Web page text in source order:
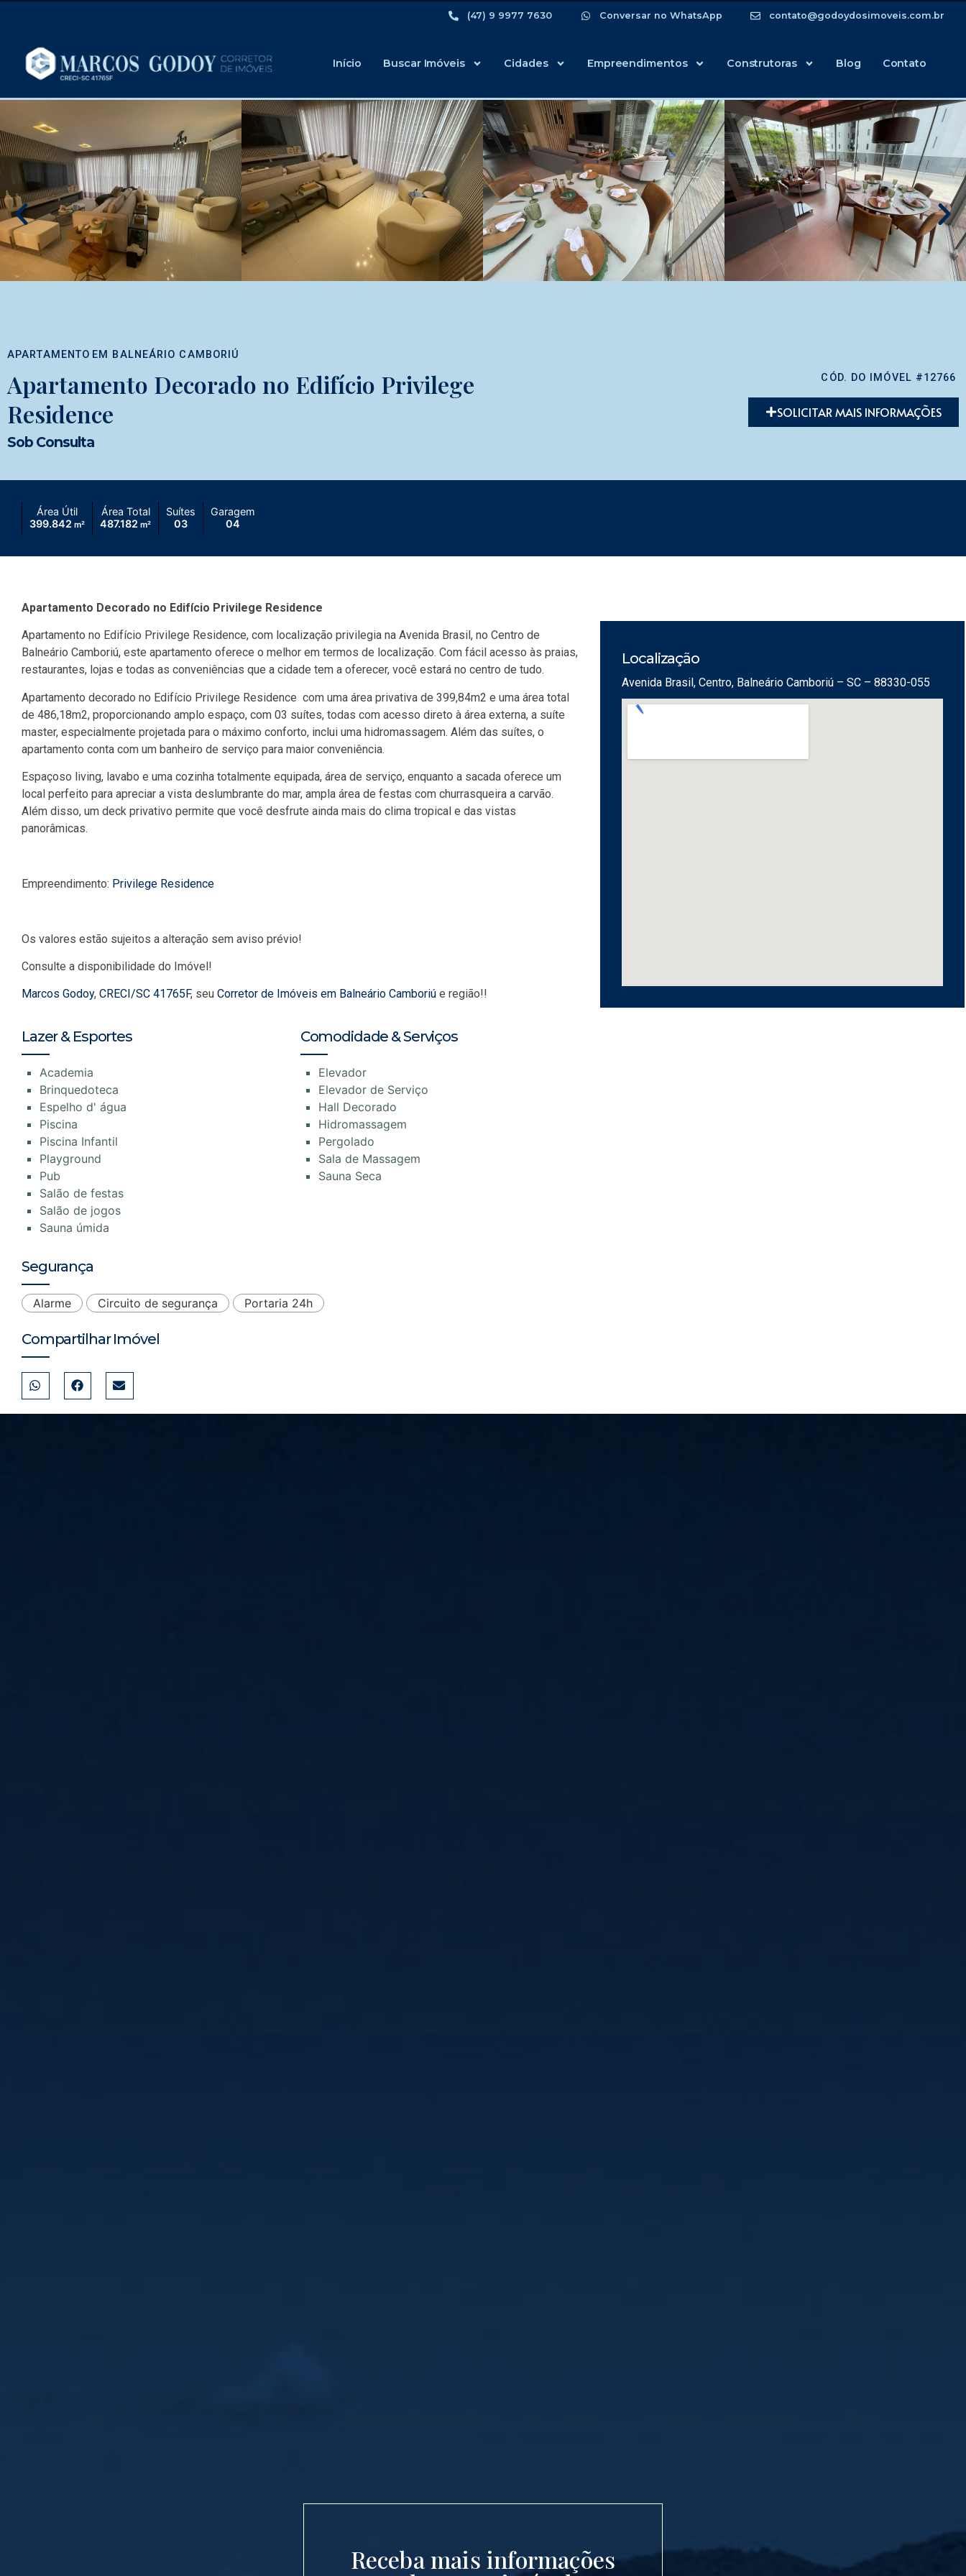
(47) 9 9977 7630 Conversar no WhatsApp contato@godoydosimoveis.com.br
Início Buscar Imóveis Cidades Empreendimentos Construtoras Blog Contato
APARTAMENTO EM BALNEÁRIO CAMBORIÚ
Apartamento Decorado no Edifício Privilege
Residence
Sob Consulta
CÓD. DO IMÓVEL #12766
SOLICITAR MAIS INFORMAÇÕES
Área Útil
399.842 m²
Área Total
487.182 m²
Suítes
03
Garagem
04
Apartamento Decorado no Edifício Privilege Residence
Apartamento no Edifício Privilege Residence, com localização privilegia na Avenida Brasil, no Centro de
Balneário Camboriú, este apartamento oferece o melhor em termos de localização. Com fácil acesso às praias,
restaurantes, lojas e todas as conveniências que a cidade tem a oferecer, você estará no centro de tudo.
Apartamento decorado no Edifício Privilege Residence com uma área privativa de 399,84m2 e uma área total
de 486,18m2, proporcionando amplo espaço, com 03 suítes, todas com acesso direto à área externa, a suíte
master, especialmente projetada para o máximo conforto, inclui uma hidromassagem. Além das suítes, o
apartamento conta com um banheiro de serviço para maior conveniência.
Espaçoso living, lavabo e uma cozinha totalmente equipada, área de serviço, enquanto a sacada oferece um
local perfeito para apreciar a vista deslumbrante do mar, ampla área de festas com churrasqueira a carvão.
Além disso, um deck privativo permite que você desfrute ainda mais do clima tropical e das vistas
panorâmicas.
Empreendimento: Privilege Residence
Os valores estão sujeitos a alteração sem aviso prévio!
Consulte a disponibilidade do Imóvel!
Marcos Godoy, CRECI/SC 41765F, seu Corretor de Imóveis em Balneário Camboriú e região!!
Lazer & Esportes
Academia
Brinquedoteca
Espelho d' água
Piscina
Piscina Infantil
Playground
Pub
Salão de festas
Salão de jogos
Sauna úmida
Comodidade & Serviços
Elevador
Elevador de Serviço
Hall Decorado
Hidromassagem
Pergolado
Sala de Massagem
Sauna Seca
Segurança
Alarme Circuito de segurança Portaria 24h
Compartilhar Imóvel
Localização
Avenida Brasil, Centro, Balneário Camboriú – SC – 88330-055
Receba mais informações